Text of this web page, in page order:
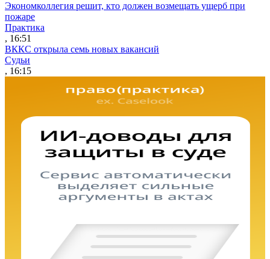
Экономколлегия решит, кто должен возмещать ущерб при
пожаре
Практика
, 16:51
ВККС открыла семь новых вакансий
Судьи
, 16:15